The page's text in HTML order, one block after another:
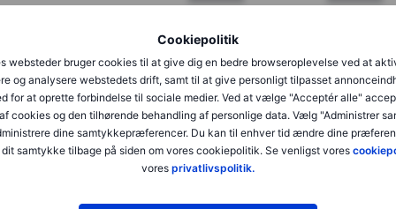
Cookiepolitik
websteder bruger cookies til at give dig en bedre browseroplevelse ved at
og analysere webstedets drift, samt til at give personligt tilpasset
for at oprette forbindelse til sociale medier. Ved at vælge "Acceptér alle"
cookies og den tilhørende behandling af personlige data. Vælg "Administrer
dine samtykkepræferencer. Du kan til enhver tid ændre dine
samtykke tilbage på siden om vores cookiepolitik. Se venligst vores
vores privatlivspolitik.
XXXXXXX XXXXXXX
XXXXXXX